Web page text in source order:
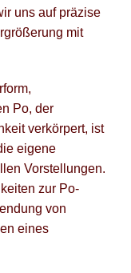
Körper
Blog
uns auf präzise
mit
Po, der
verkörpert, ist
eigene
Vorstellungen.
zur Po-
von
eines